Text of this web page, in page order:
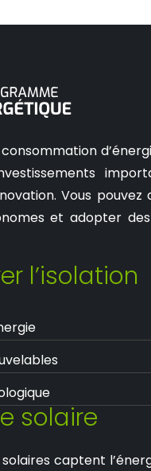
Vous pouvez
et adopter
l’isolation
solaire
captent